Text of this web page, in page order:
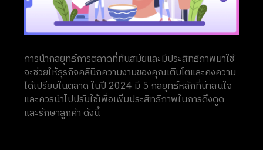
การนำกลยุทธ์การตลาดที่ทันสมัยและมีประสิทธิภาพมาใช้
จะช่วยให้ธุรกิจคลินิกความงามของคุณเติบโตและคงความ
ได้เปรียบในตลาด ในปี 2024 มี 5 กลยุทธ์หลักที่น่าสนใจ
และควรนำไปปรับใช้เพื่อเพิ่มประสิทธิภาพในการดึงดูด
และรักษาลูกค้า ดังนี้